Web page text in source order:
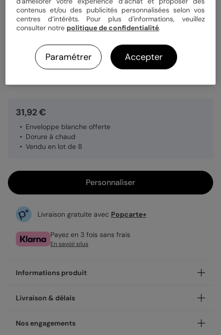
Format
Quantité 8 cartes
31,92 €
Enveloppe blanche offerte
Dorure à chaud
Vendu en lot de 8
Personnaliser
Livraison gratuite avec Popcarte+
Payez en 3 fois sans frais
En savoir plus
Informations produit
Notre finition dorée sur le modèle Dorure Étoilée apporte
La dorure à chaud est une technique d’impression
Livraison & délais
Votre création est imprimée avec soin en 24h ou 48h dans
Nos engagements
contenus et/ou des publicités personnalisées selon vos
centres d’intérêts. Pour plus d'informations, veuillez
consulter notre politique de confidentialité.
Paramétrer Accepter